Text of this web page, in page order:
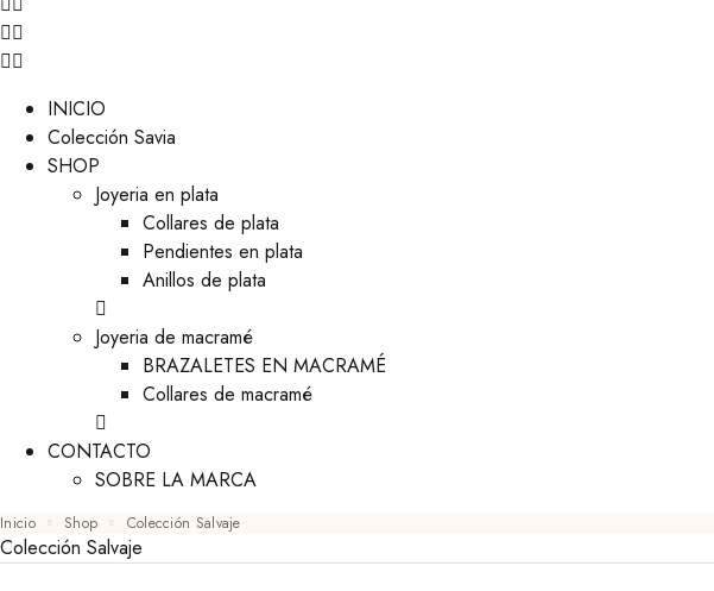
INICIO
Colección Savia
SHOP
Joyeria en plata
Collares de plata
Pendientes en plata
Anillos de plata
Joyeria de macramé
BRAZALETES EN MACRAMÉ
Collares de macramé
CONTACTO
SOBRE LA MARCA
Inicio Shop Colección Salvaje
Colección Salvaje